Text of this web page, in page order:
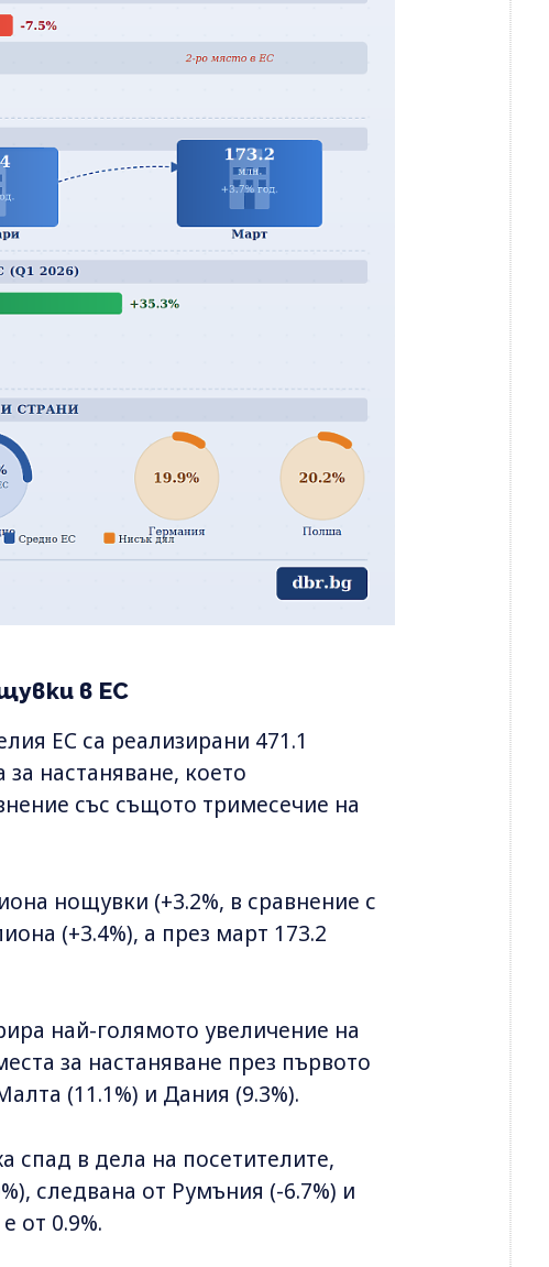
в ЕС
ЕС са реализирани 471.1
настаняване, което
със същото тримесечие на
нощувки (+3.2%, в сравнение с
(+3.4%), а през март 173.2
най-голямото увеличение на
за настаняване през първото
(11.1%) и Дания (9.3%).
спад в дела на посетителите,
следвана от Румъния (-6.7%) и
от 0.9%.